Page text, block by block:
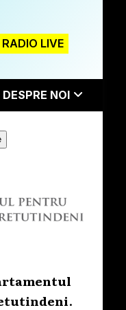
RADIO LIVE
DESPRE NOI
.